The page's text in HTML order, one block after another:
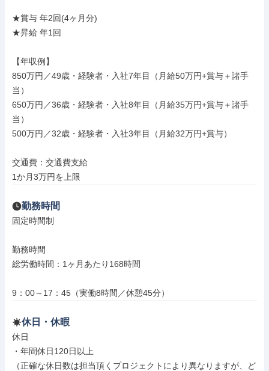
★賞与 年2回(4ヶ月分)
★昇給 年1回
【年収例】
850万円／49歳・経験者・入社7年目（月給50万円+賞与＋諸手
当）
650万円／36歳・経験者・入社8年目（月給35万円+賞与＋諸手
当）
500万円／32歳・経験者・入社3年目（月給32万円+賞与）
交通費：交通費支給
1か月3万円を上限
勤務時間
固定時間制
勤務時間
総労働時間：1ヶ月あたり168時間
9：00～17：45（実働8時間／休憩45分）
休日・休暇
休日
・年間休日120日以上
（正確な休日数は担当頂くプロジェクトにより異なりますが、ど